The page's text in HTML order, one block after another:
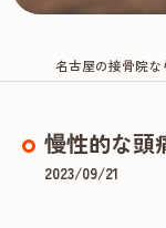
慢性的な頭
2023/09/21